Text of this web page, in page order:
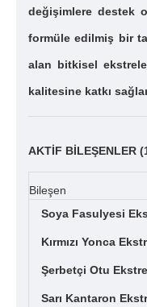
değişimlere destek
formüle edilmiş bir
alan bitkisel
kalitesine katkı
AKTİF BİLEŞENLER
Bileşen
Soya Fasulyesi
Kırmızı Yonca
Şerbetçi Otu
Sarı Kantaron